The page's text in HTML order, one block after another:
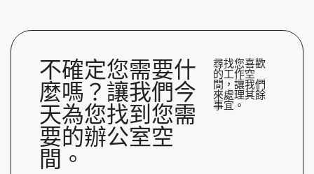
不確定您需要什
麼嗎？讓我們今
天為您找到您需
要的辦公室空
間。
尋找您喜歡
的工作空
間，讓我們
來處理其餘
事宜。